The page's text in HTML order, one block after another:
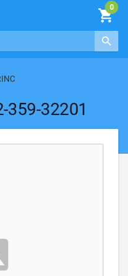
359-32201